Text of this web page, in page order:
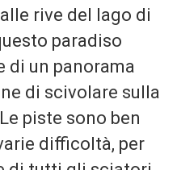
rive del lago di
paradiso
di un panorama
di scivolare sulla
piste sono ben
difficoltà, per